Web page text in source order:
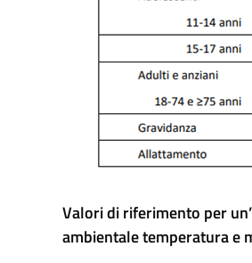
Valori di riferimento per
ambientale temperatura e